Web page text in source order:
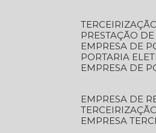
PRESTAÇÃO
EMPRESA DE
PORTARIA
EMPRESA DE
EMPRESA DE
EMPRESA